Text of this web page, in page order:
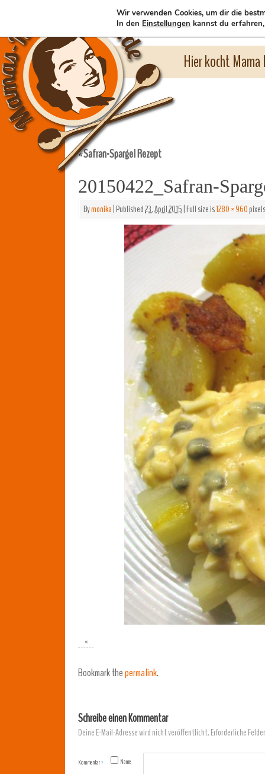
Hier kocht
«Safran-Spargel Rezept
20150422_Safran-
Bymonika|Published23. April 2015|Full size is1280 × 960pixels
«
Bookmark thepermalink.
Schreibe einen Kommentar
Deine E-Mail-Adresse wird nicht veröffentlicht.Erforderliche
Kommentar*
Name,
Wir verwenden Cookies, um dir die
In den Einstellungen kannst du